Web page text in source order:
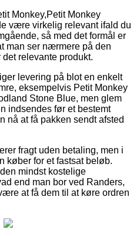
Monkey,Petit Monkey
være virkelig relevant ifald du
så med det formål er
man ser nærmere på den
relevante produkt.
levering på blot en enkelt
eksempelvis Petit Monkey
Stone Blue, men glem
indsendes før et bestemt
nå at få pakken sendt afsted
fragt uden betaling, men i
køber for et fastsat beløb.
mindst kostelige
end man bor ved Randers,
at få dem til at køre ordren